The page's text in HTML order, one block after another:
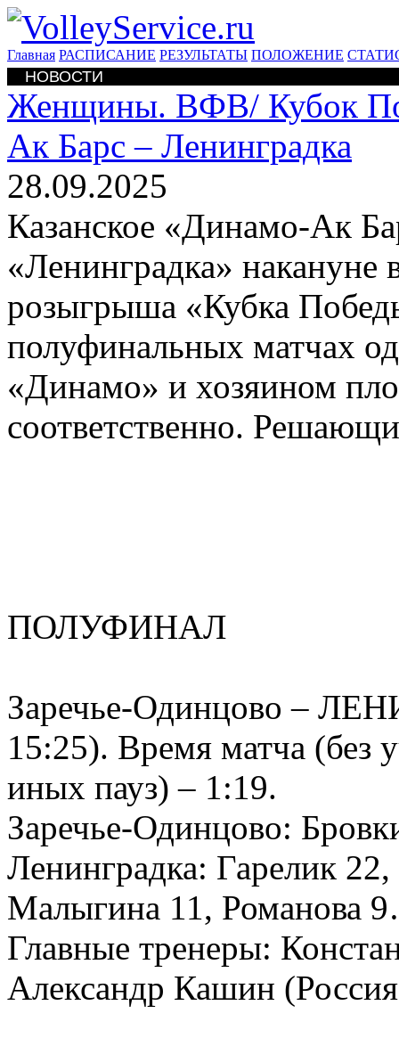
Главная РАСПИСАНИЕ РЕЗУЛЬТАТЫ ПОЛОЖЕНИЕ
НОВОСТИ
Женщины. ВФВ/ Кубок
Ак Барс – Ленинградка
28.09.2025
Казанское «Динамо-Ак
«Ленинградка»
розыгрыша «Кубка
полуфинальных матчах
«Динамо» и хозяином
соответственно.
ПОЛУФИНАЛ
Заречье-Одинцово –
15:25). Время матча (без
иных пауз) – 1:19.
Заречье-Одинцово:
Ленинградка: Гарелик
Малыгина 11, Романова
Главные тренеры:
Александр Кашин